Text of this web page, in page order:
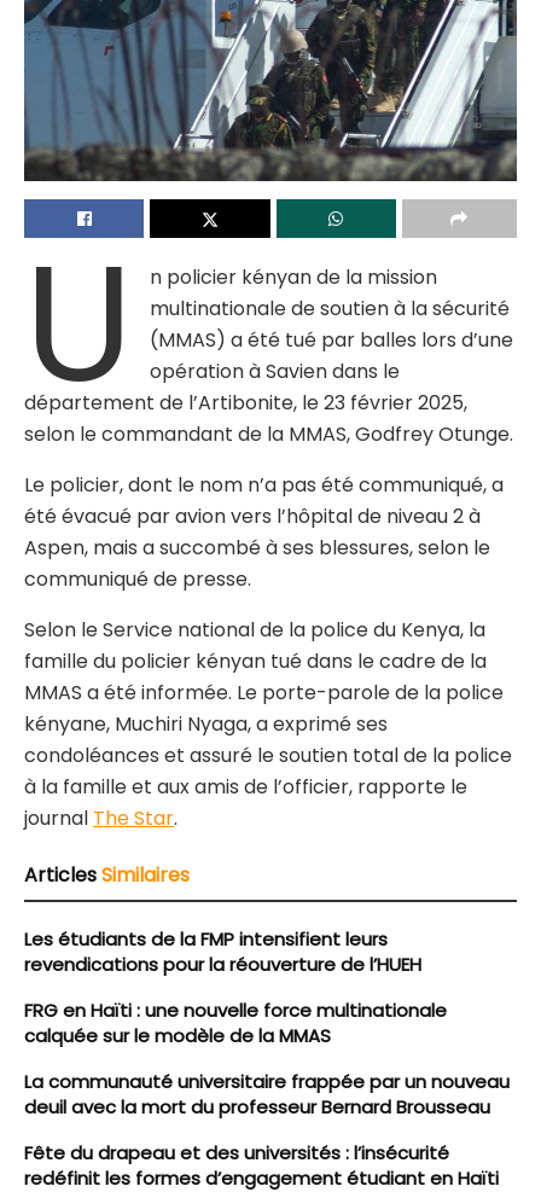
U
n policier kényan de la mission
multinationale de soutien à la sécurité
(MMAS) a été tué par balles lors d’une
opération à Savien dans le
département de l’Artibonite, le 23 février 2025,
selon le commandant de la MMAS, Godfrey Otunge.
Le policier, dont le nom n’a pas été communiqué, a
été évacué par avion vers l’hôpital de niveau 2 à
Aspen, mais a succombé à ses blessures, selon le
communiqué de presse.
Selon le Service national de la police du Kenya, la
famille du policier kényan tué dans le cadre de la
MMAS a été informée. Le porte-parole de la police
kényane, Muchiri Nyaga, a exprimé ses
condoléances et assuré le soutien total de la police
à la famille et aux amis de l’officier, rapporte le
journal The Star.
ArticlesSimilaires
Les étudiants de la FMP intensifient leurs
revendications pour la réouverture de l’HUEH
FRG en Haïti : une nouvelle force multinationale
calquée sur le modèle de la MMAS
La communauté universitaire frappée par un nouveau
deuil avec la mort du professeur Bernard Brousseau
Fête du drapeau et des universités : l’insécurité
redéfinit les formes d’engagement étudiant en Haïti